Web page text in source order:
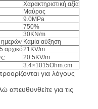
Χαρακτηριστική αξία
Μαύρος
9.0MPa
750%
30KN/m
ημερών Καμία αύξηση
αρχικό21KV/m
20.5KV/m
3.4×1015Ohm.cm
για λόγους
απευθυνθείτε για τις